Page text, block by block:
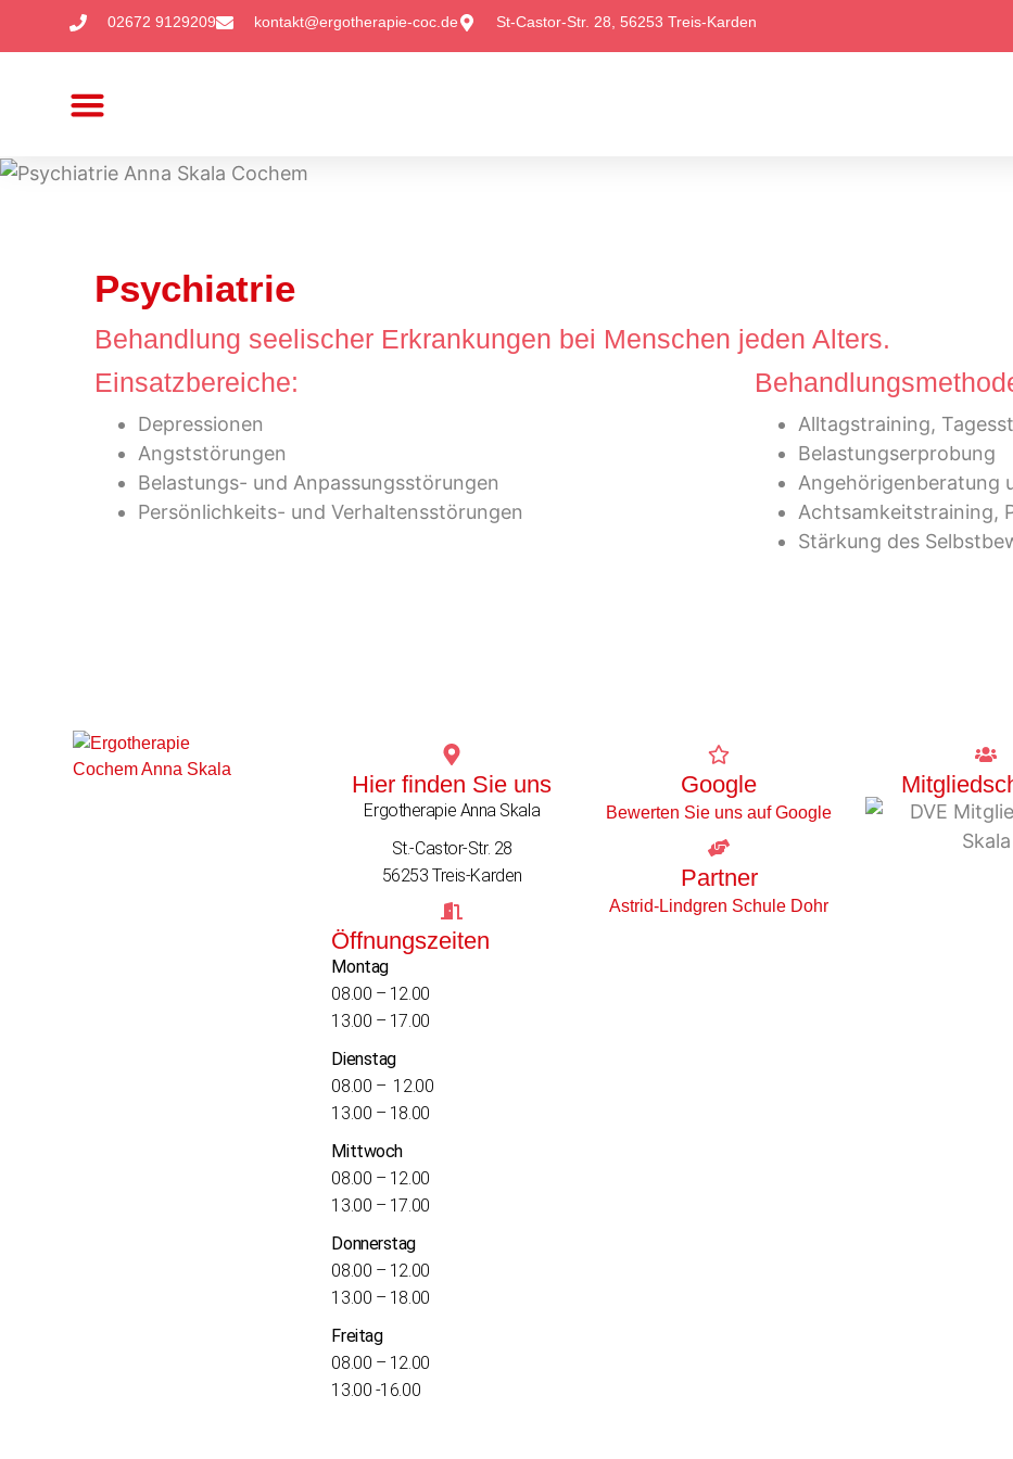
02672 9129209 kontakt@ergotherapie-coc.de St-Castor-Str. 28, 56253 Treis-Karden
Psychiatrie
Behandlung seelischer Erkrankungen bei Menschen jeden Alters.
Einsatzbereiche:
Depressionen
Angststörungen
Belastungs- und Anpassungsstörungen
Persönlichkeits- und Verhaltensstörungen
Alltagstraining,
Belastungserprobung
Angehörigenberatung
Achtsamkeitstraining,
Stärkung des
Hier finden Sie uns
Ergotherapie Anna Skala
St.-Castor-Str. 28
56253 Treis-Karden
Öffnungszeiten
Montag
08.00 – 12.00
13.00 – 17.00
Dienstag
08.00 – 12.00
13.00 – 18.00
Mittwoch
08.00 – 12.00
13.00 – 17.00
Donnerstag
08.00 – 12.00
13.00 – 18.00
Freitag
08.00 – 12.00
13.00 -16.00
Google
Bewerten Sie uns auf Google
Partner
Astrid-Lindgren Schule Dohr